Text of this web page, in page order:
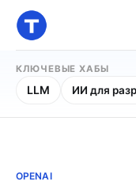
КЛЮЧЕВЫЕ ХАБЫ
LLM ИИ для
OPENAI